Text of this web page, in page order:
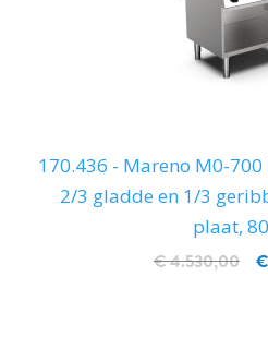
170.436 - Mareno M0-
2/3 gladde en 1/3
plaat,
€ 4.530,00